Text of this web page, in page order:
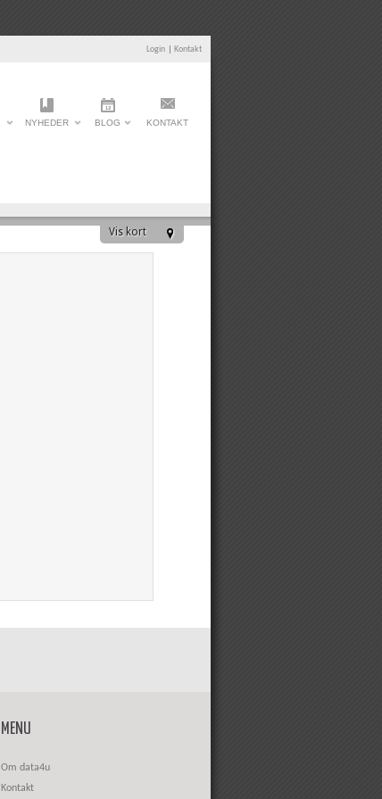
Login Kontakt
NYHEDER BLOG KONTAKT
Vis kort
MENU
Om data4u
Kontakt